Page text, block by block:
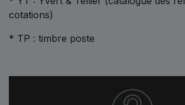
cotations)
* TP : timbre poste